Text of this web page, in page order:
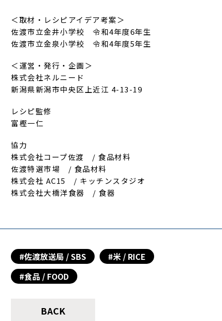
＜取材・レシピアイデア考案＞
佐渡市立金井小学校 令和4年度6年生
佐渡市立金泉小学校 令和4年度5年生
＜運営・発行・企画＞
株式会社ネルニード
新潟県新潟市中央区上近江 4-13-19
レシピ監修
富樫一仁
協力
株式会社コープ佐渡 / 食品材料
佐渡特選市場 / 食品材料
株式会社 AC15 / キッチンスタジオ
株式会社大橋洋食器 / 食器
#佐渡放送局 / SBS
#米 / RICE
#食品 / FOOD
BACK